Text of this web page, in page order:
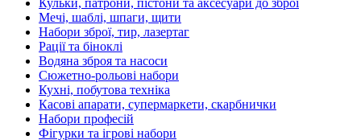
Кульки, патрони, пістони та аксесуари до зброї
Мечі, шаблі, шпаги, щити
Набори зброї, тир, лазертаг
Рації та біноклі
Водяна зброя та насоси
Сюжетно-рольові набори
Кухні, побутова техніка
Касові апарати, супермаркети, скарбнички
Набори професій
Фігурки та ігрові набори